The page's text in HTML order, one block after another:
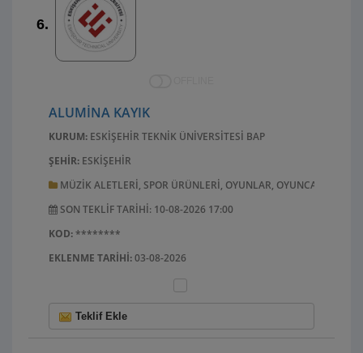
6.
ALUMINA KAYIK
KURUM: ESKIŞEHIR TEKNIK ÜNIVERSITESI BAP
ŞEHIR: ESKIŞEHIR
MÜZIK ALETLERI, SPOR ÜRÜNLERI, OYUNLAR, OYUNCAKLAR, EL
SON TEKLIF TARIHI: 10-08-2026 17:00
KOD:********
EKLENME TARIHI:03-08-2026
Teklif Ekle